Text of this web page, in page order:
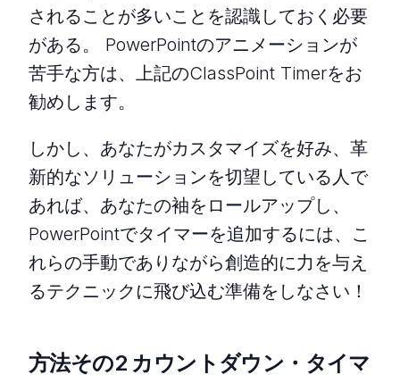
されることが多いことを認識しておく必要
がある。 PowerPointのアニメーションが
苦手な方は、上記のClassPoint Timerをお
勧めします。
しかし、あなたがカスタマイズを好み、革
新的なソリューションを切望している人で
あれば、あなたの袖をロールアップし、
PowerPointでタイマーを追加するには、こ
れらの手動でありながら創造的に力を与え
るテクニックに飛び込む準備をしなさい！
方法その2 カウントダウン・タイマ